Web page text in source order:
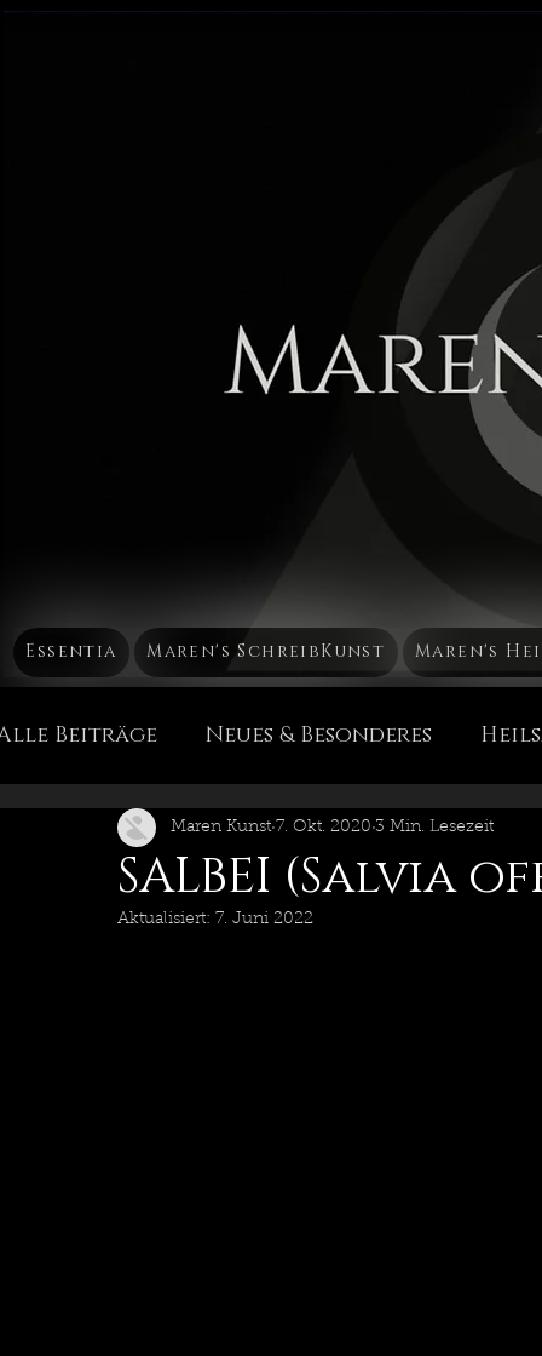
Essentia Maren's SchreibKunst Maren's
Beiträge Neues & Besonderes
Mütterchen Russland Mа́тушка Россия
Die Chakren Heil & PflegeEssenzen
SALBEI (Salvia
Maren Kunst 7. Okt. 2020 3 Min. Lesezeit
Aktualisiert: 7. Juni 2022